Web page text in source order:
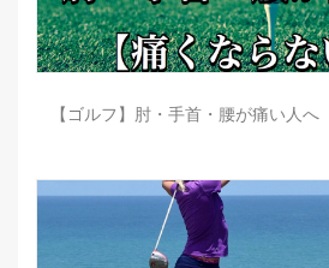
【ゴルフ】肘・手首・腰が痛い人へ